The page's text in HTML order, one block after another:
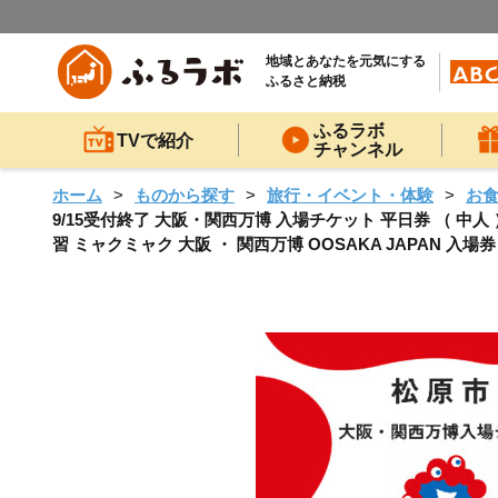
地域とあなたを元気にする
ふるさと納税
TVで紹介
ふるラボ
チャンネル
ホーム ものから探す 旅行・イベント・体験
お
9/15受付終了 大阪・関西万博 入場チケット 平日券 （ 中
習 ミャクミャク 大阪 ・ 関西万博 OOSAKA JAPAN 入場